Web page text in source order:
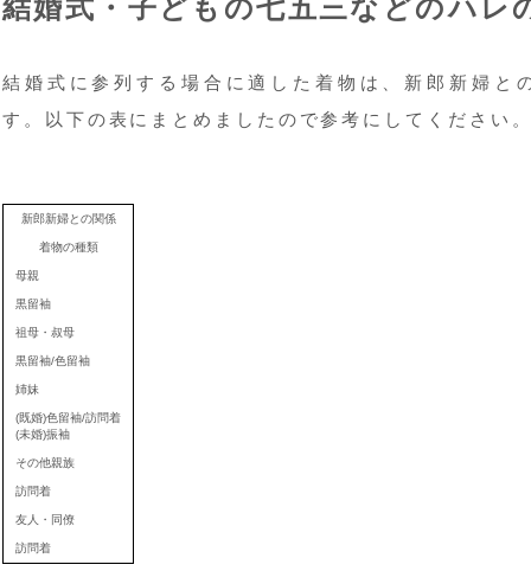
結婚式・子どもの七五三などのハレ
結婚式に参列する場合に適した着物は、新郎新婦と
す。以下の表にまとめましたので参考にしてください
新郎新婦との関係
着物の種類
母親
黒留袖
祖母・叔母
黒留袖/色留袖
姉妹
(既婚)色留袖/訪問着
(未婚)振袖
その他親族
訪問着
友人・同僚
訪問着